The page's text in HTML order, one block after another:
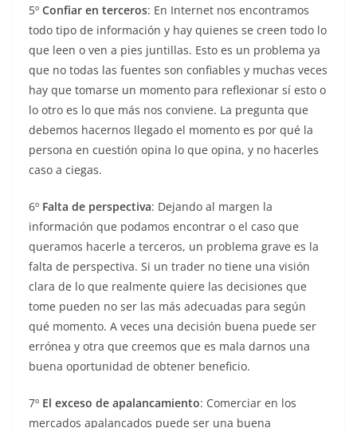
5º Confiar en terceros: En Internet nos encontramos
todo tipo de información y hay quienes se creen todo lo
que leen o ven a pies juntillas. Esto es un problema ya
que no todas las fuentes son confiables y muchas veces
hay que tomarse un momento para reflexionar sí esto o
lo otro es lo que más nos conviene. La pregunta que
debemos hacernos llegado el momento es por qué la
persona en cuestión opina lo que opina, y no hacerles
caso a ciegas.
6º Falta de perspectiva: Dejando al margen la
información que podamos encontrar o el caso que
queramos hacerle a terceros, un problema grave es la
falta de perspectiva. Si un trader no tiene una visión
clara de lo que realmente quiere las decisiones que
tome pueden no ser las más adecuadas para según
qué momento. A veces una decisión buena puede ser
errónea y otra que creemos que es mala darnos una
buena oportunidad de obtener beneficio.
7º El exceso de apalancamiento: Comerciar en los
mercados apalancados puede ser una buena